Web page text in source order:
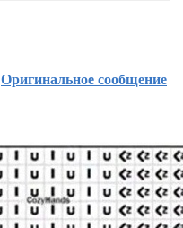
Оригинальное сообщение